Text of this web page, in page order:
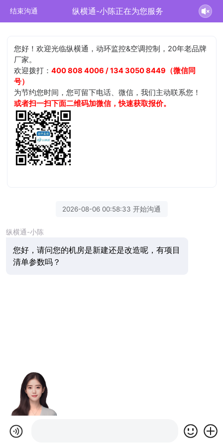
结束沟通 纵横通-小陈正在为您服务
您好！欢迎光临纵横通，动环监控&空调控制，20年老品牌
厂家。
欢迎拨打：400 808 4006 / 134 3050 8449（微信同
号）
为节约您时间，您可留下电话、微信，我们主动联系您！
或者扫一扫下面二维码加微信，快速获取报价。
2026-08-06 00:58:33 开始沟通
纵横通-小陈
您好，请问您的机房是新建还是改造呢，有项目
清单参数吗？